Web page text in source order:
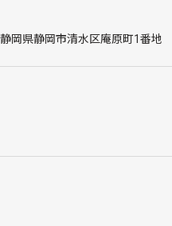
岡県静岡市清水区庵原町1番地